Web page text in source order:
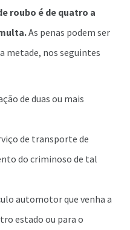
roubo é de quatro a
As penas podem ser
metade, nos seguintes
de duas ou mais
de transporte de
do criminoso de tal
automotor que venha a
estado ou para o